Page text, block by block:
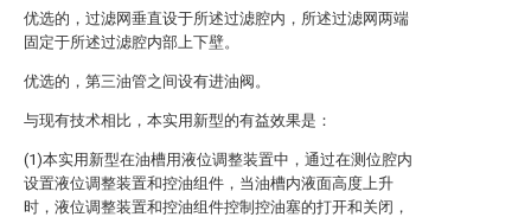
优选的，过滤网垂直设于所述过滤腔内，所述过滤网两端
固定于所述过滤腔内部上下壁。
优选的，第三油管之间设有进油阀。
与现有技术相比，本实用新型的有益效果是：
(1)本实用新型在油槽用液位调整装置中，通过在测位腔内
设置液位调整装置和控油组件，当油槽内液面高度上升
时，液位调整装置和控油组件控制控油塞的打开和关闭，